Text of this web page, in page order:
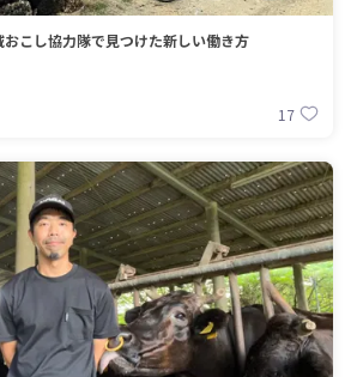
こし協力隊で見つけた新しい働き方
17